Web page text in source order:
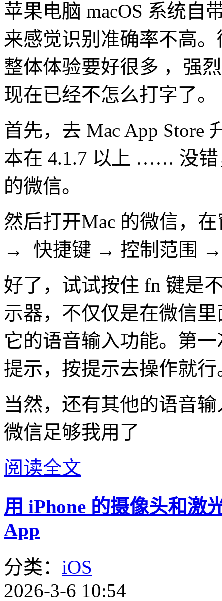
苹果电脑 macOS 系统自
来感觉识别准确率不高
整体体验要好很多 ，强
现在已经不怎么打字了。
首先，去 Mac App Store
本在 4.1.7 以上 …… 没错
的微信。
然后打开Mac 的微信，
→ 快捷键 → 控制范围 →
好了，试试按住 fn 键是
示器，不仅仅是在微信
它的语音输入功能。第
提示，按提示去操作就行
当然，还有其他的语音
微信足够我用了
阅读全文
用 iPhone 的摄像头和激
App
分类： iOS
2026-3-6 10:54